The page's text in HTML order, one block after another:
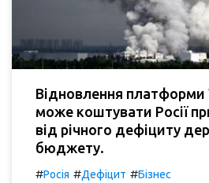
Відновлення
може коштувати Росії
від річного дефіциту
бюджету.
#Росія #Дефіцит #Бізнес